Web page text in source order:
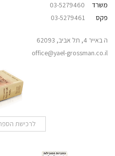
משרד
03-5279460
פקס
ה באייר 4, תל אביב, 62093
office@yael-grossman.co.il
לרכישת